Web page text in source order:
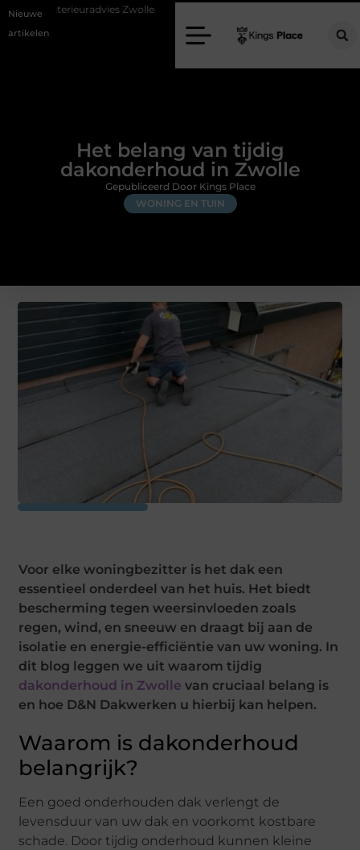
Nieuwe
artikelen
Zwolle Nieuw verhuisd naar Laren? Waarom het vervangen
Het belang van tijdig
dakonderhoud in Zwolle
WONING EN TUIN
Gepubliceerd Door Kings Place
Voor elke woningbezitter is het dak een
essentieel onderdeel van het huis. Het biedt
bescherming tegen weersinvloeden zoals
regen, wind, en sneeuw en draagt bij aan de
isolatie en energie-efficiëntie van uw woning. In
dit blog leggen we uit waarom tijdig
dakonderhoud in Zwolle van cruciaal belang is
en hoe D&N Dakwerken u hierbij kan helpen.
Waarom is dakonderhoud
belangrijk?
Een goed onderhouden dak verlengt de
levensduur van uw dak en voorkomt kostbare
schade. Door tijdig onderhoud kunnen kleine